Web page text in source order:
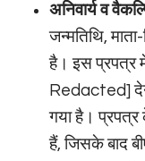
अनिवार्य व
जन्मतिथि, माता-
है। इस प्रपत्र
Redacted]
गया है। प्रपत्र
हैं, जिसके बाद